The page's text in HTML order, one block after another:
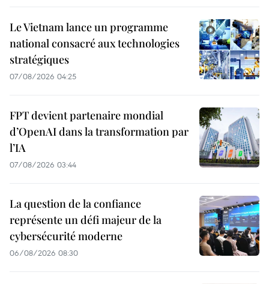
Le Vietnam lance un programme
national consacré aux technologies
stratégiques
07/08/2026 04:25
FPT devient partenaire mondial
d’OpenAI dans la transformation par
l’IA
07/08/2026 03:44
La question de la confiance
représente un défi majeur de la
cybersécurité moderne
06/08/2026 08:30